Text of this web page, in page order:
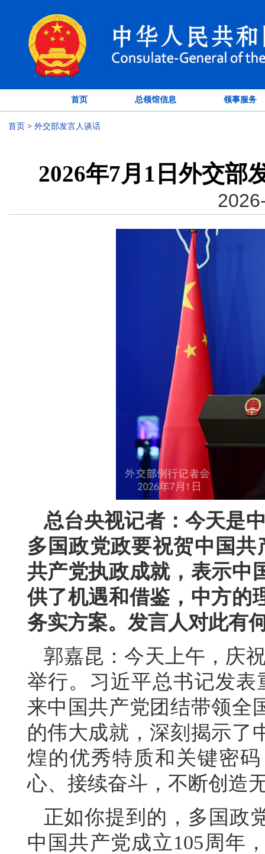
首页 总领馆信息 领事服务
首页 > 外交部发言人谈话
2026年7月1日外交部
总台央视记者：今天是
多国政党政要祝贺中国
共产党执政成就，表示中
供了机遇和借鉴，中方的
务实方案。发言人对此有
郭嘉昆：今天上午，庆
举行。习近平总书记发
来中国共产党团结带领全
的伟大成就，深刻揭示了
煌的优秀特质和关键密
心、接续奋斗，不断创造
正如你提到的，多国政
中国共产党成立105周年